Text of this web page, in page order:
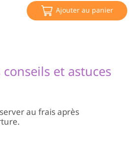
Ajouter au panier
conseils et astuces
au frais après